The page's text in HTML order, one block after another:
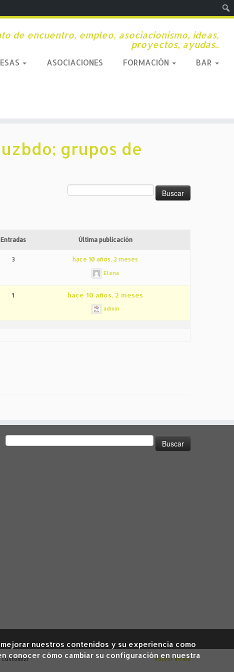
nuestros contenidos y su experiencia como
conocer cómo cambiar su configuración en nuestra
de encuentro, empleo, asociacionismo, ideas,
proyectos, ayudas..
ASOCIACIONES FORMACIÓN BAR
grupos de
Entradas Última publicación
3 hace 10 años, 2 meses
Elena
1 hace 10 años, 2 meses
admin
Customizr· Volver arriba